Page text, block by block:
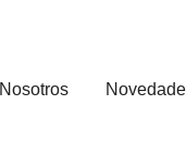
Nosotros